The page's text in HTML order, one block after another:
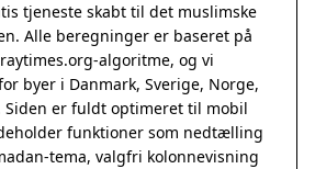
tjeneste skabt til det muslimske
Alle beregninger er baseret på
-algoritme, og vi
byer i Danmark, Sverige, Norge,
Siden er fuldt optimeret til mobil
funktioner som nedtælling
tema, valgfri kolonnevisning